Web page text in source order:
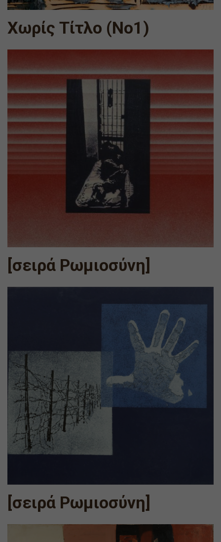
Χωρίς Τίτλο (Νο1)
[σειρά Ρωμιοσύνη]
[σειρά Ρωμιοσύνη]